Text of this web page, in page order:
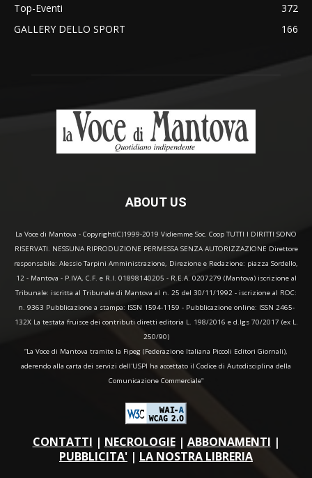
Top-Eventi
372
GALLERY DELLO SPORT
166
ABOUT US
La Voce di Mantova - Copyright(C)1999-2019 Vidiemme Soc. Coop TUTTI I DIRITTI SONO
RISERVATI. NESSUNA RIPRODUZIONE PERMESSA SENZA AUTORIZZAZIONE Direttore
responsabile: Alessio Tarpini Amministrazione, Direzione e Redazione: piazza Sordello,
12 - Mantova - P.IVA, C.F. e R.I. 01898140205 - R.E.A. 0207279 (Mantova) iscrizione al
Tribunale: iscritta al Tribunale di Mantova al n. 25 del 30/11/1992 - iscrizione al ROC:
n. 9363 Pubblicazione a stampa: ISSN 1594-1159 - Pubblicazione online: ISSN 2465-
132X La testata fruisce dei contributi diretti editoria L. 198/2016 e d.lgs 70/2017 (ex L.
250/90)
“La Voce di Mantova tramite la Fipeg (Federazione Italiana Piccoli Editori Giornali),
aderendo alla carta dei servizi dell'USPI ha accettato il Codice di Autodisciplina della
Comunicazione Commerciale"
CONTATTI | NECROLOGIE| ABBONAMENTI |
PUBBLICITA' | LA NOSTRA LIBRERIA